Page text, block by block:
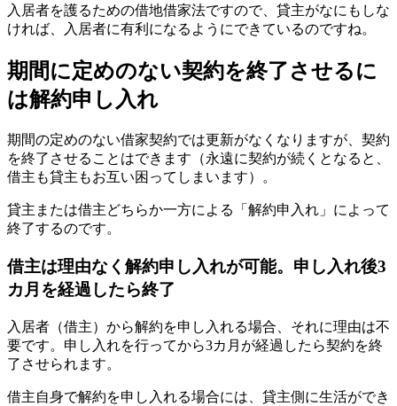
入居者を護るための借地借家法ですので、貸主がなにもしな
ければ、入居者に有利になるようにできているのですね。
期間に定めのない契約を終了させるに
は解約申し入れ
期間の定めのない借家契約では更新がなくなりますが、契約
を終了させることはできます（永遠に契約が続くとなると、
借主も貸主もお互い困ってしまいます）。
貸主または借主どちらか一方による「解約申入れ」によって
終了するのです。
借主は理由なく解約申し入れが可能。申し入れ後3
カ月を経過したら終了
入居者（借主）から解約を申し入れる場合、それに理由は不
要です。申し入れを行ってから3カ月が経過したら契約を終
了させられます。
借主自身で解約を申し入れる場合には、貸主側に生活ができ